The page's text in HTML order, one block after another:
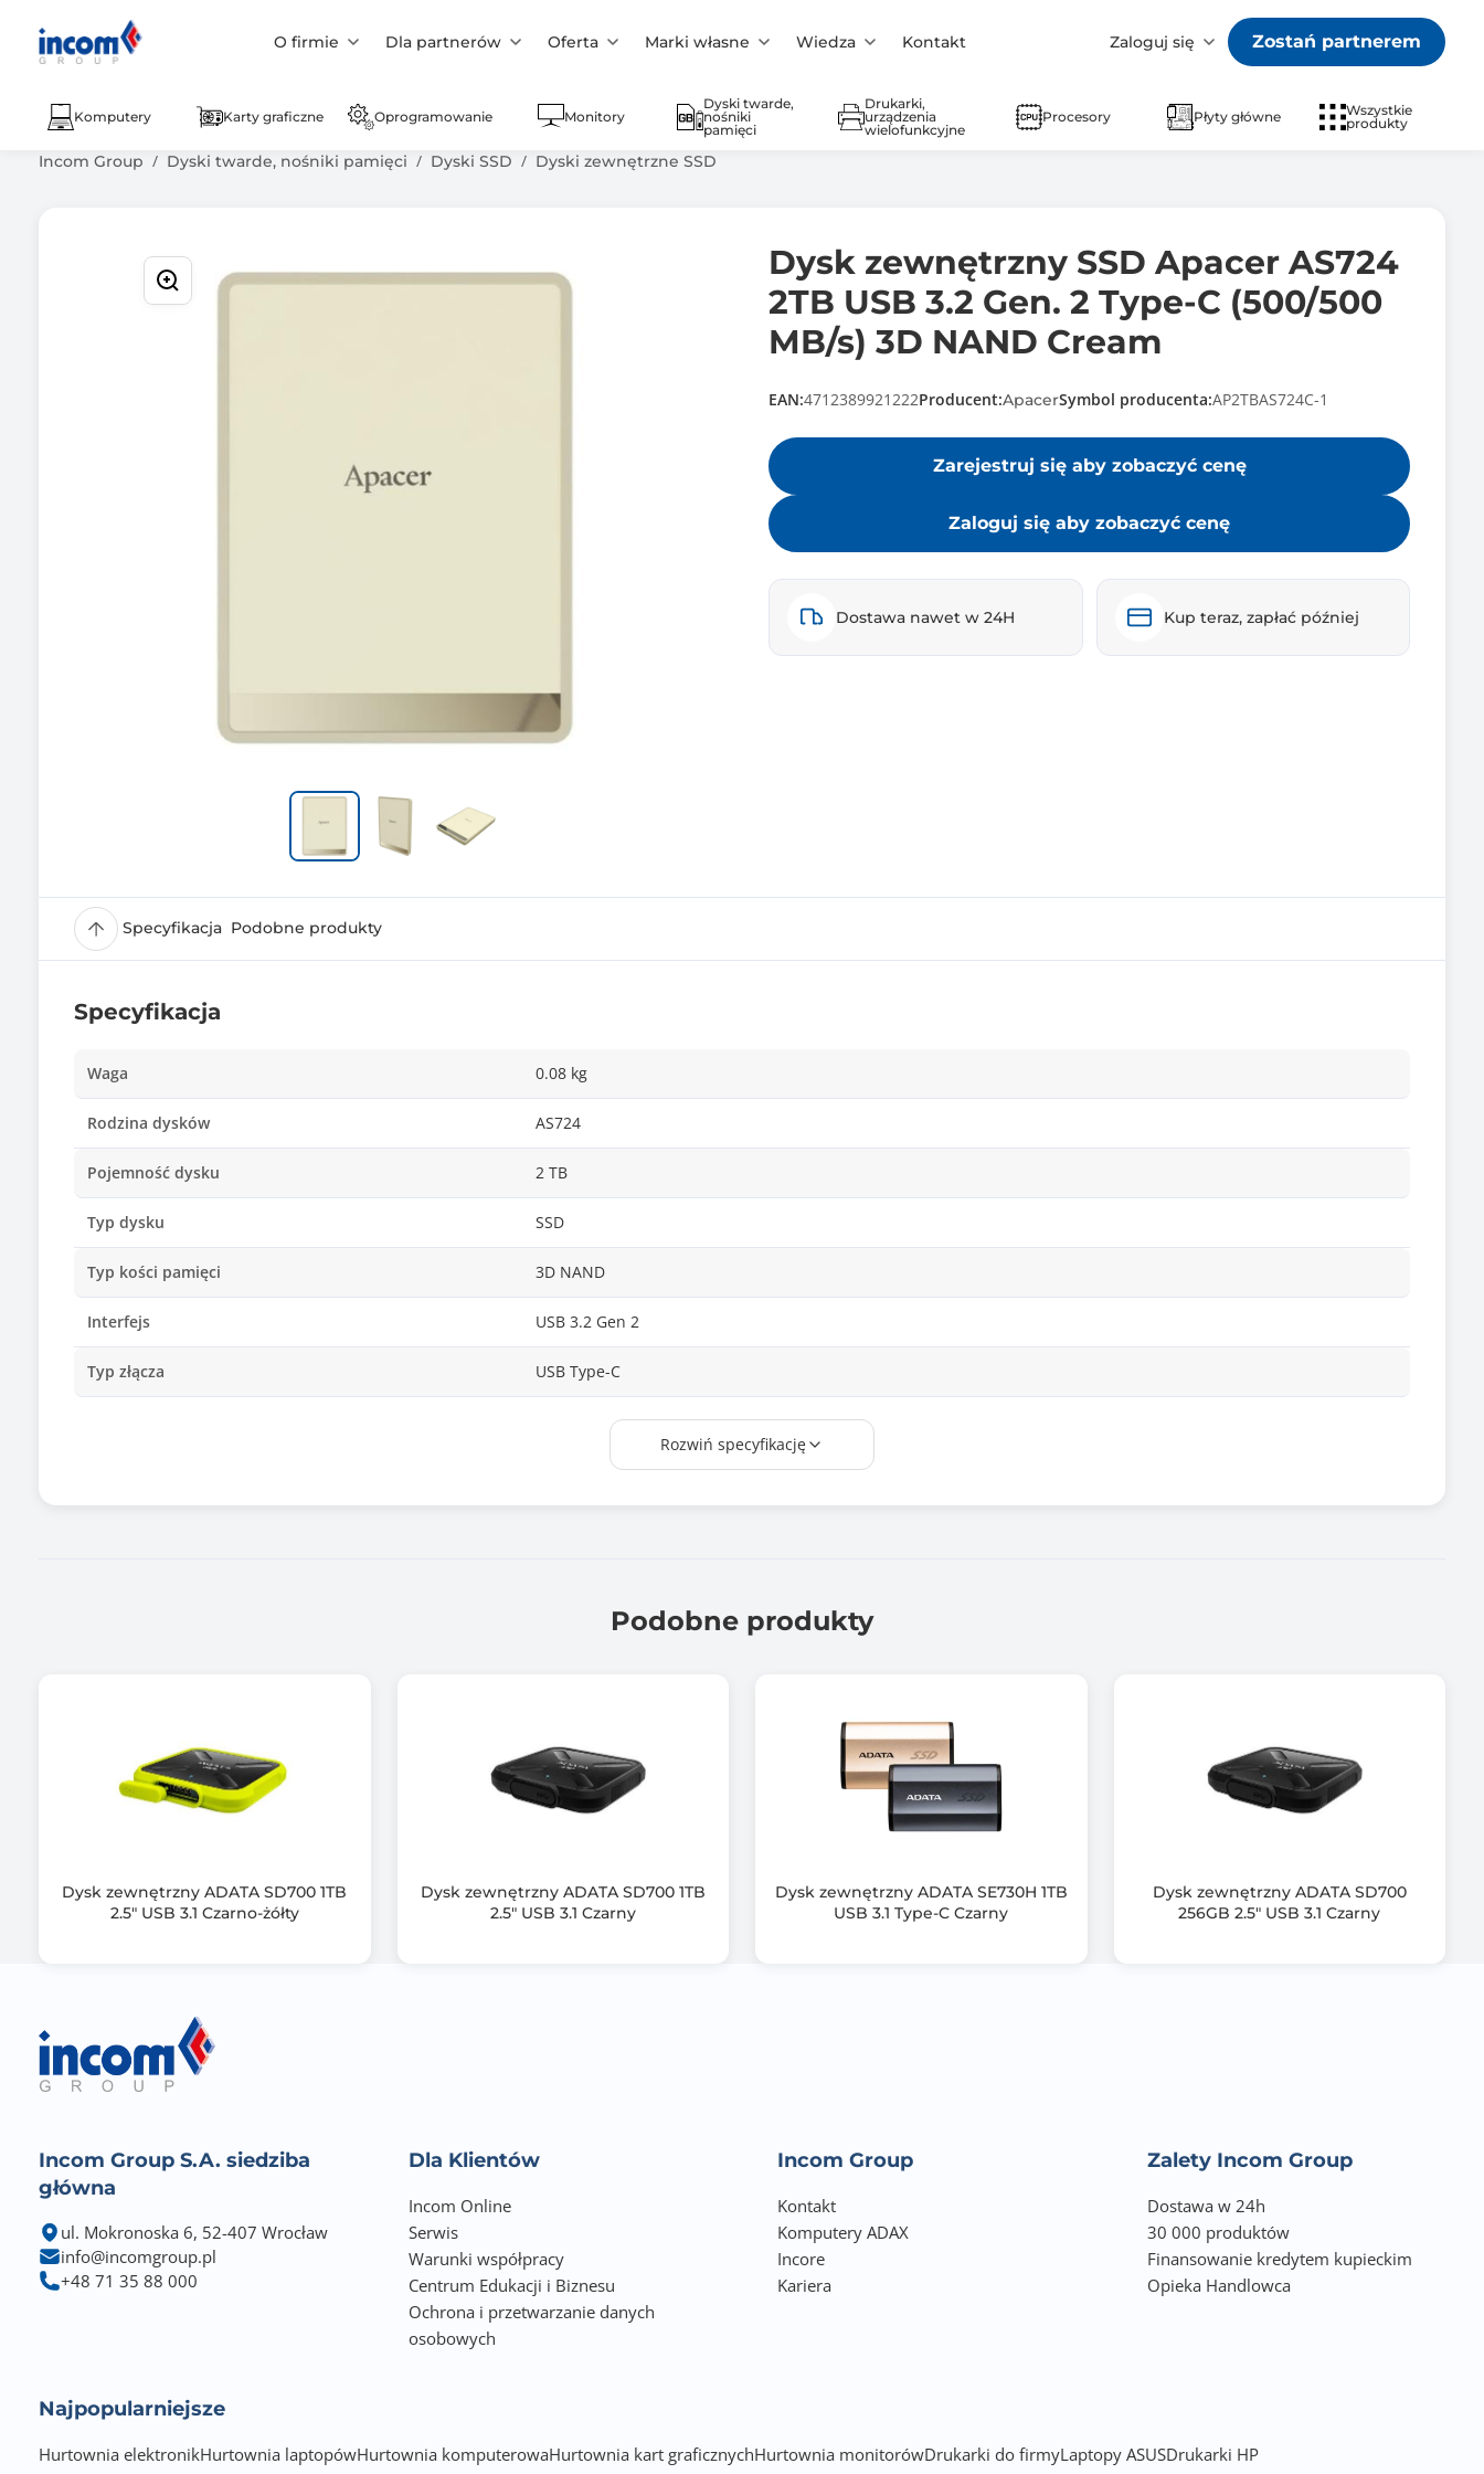
O firmie Dla partnerów Oferta Marki własne Wiedza Kontakt Zaloguj się Zostań partnerem
Komputery Karty graficzne Oprogramowanie Monitory
Dyski twarde,
nośniki
pamięci
Drukarki,
urządzenia
wielofunkcyjne
Procesory Płyty główne
Wszystkie
produkty
Incom Group Dyski twarde, nośniki pamięci Dyski SSD Dyski zewnętrzne SSD
Dysk zewnętrzny SSD Apacer AS724
2TB USB 3.2 Gen. 2 Type-C (500/500
MB/s) 3D NAND Cream
EAN:4712389921222Producent:ApacerSymbol producenta:AP2TBAS724C-1
Zarejestruj się aby zobaczyć cenę
Zaloguj się aby zobaczyć cenę
Dostawa nawet w 24H Kup teraz, zapłać później
Specyfikacja Podobne produkty
Specyfikacja
Waga 0.08 kg
Rodzina dysków AS724
Pojemność dysku 2 TB
Typ dysku SSD
Typ kości pamięci 3D NAND
Interfejs USB 3.2 Gen 2
Typ złącza USB Type-C
- Windows 11/10
Temperatura pracy: : 0°C ~ +70°C
Wymiary: 60,6 x 80,6 x 9 mm
Certyfikaty: CE, FCC, BSMI, VCCI, UKCA
Rozwiń specyfikację
Podobne produkty
Dysk zewnętrzny ADATA SD700 1TB
2.5" USB 3.1 Czarno-żółty
Dysk zewnętrzny ADATA SD700 1TB
2.5" USB 3.1 Czarny
Dysk zewnętrzny ADATA SE730H 1TB
USB 3.1 Type-C Czarny
Dysk zewnętrzny ADATA SD700
256GB 2.5" USB 3.1 Czarny
Incom Group S.A. siedziba
główna
ul. Mokronoska 6, 52-407 Wrocław
info@incomgroup.pl
+48 71 35 88 000
Dla Klientów
Incom Online
Serwis
Warunki współpracy
Centrum Edukacji i Biznesu
Ochrona i przetwarzanie danych
osobowych
Incom Group
Kontakt
Komputery ADAX
Incore
Kariera
Zalety Incom Group
Dostawa w 24h
30 000 produktów
Finansowanie kredytem kupieckim
Opieka Handlowca
Najpopularniejsze
Hurtownia elektronikHurtownia laptopówHurtownia komputerowaHurtownia kart graficznychHurtownia monitorówDrukarki do firmyLaptopy ASUSDrukarki HP